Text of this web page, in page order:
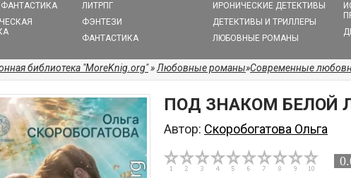
ЛИТРПГ
ФЭНТЕЗИ
ФАНТАСТИКА
ИРОНИЧЕСКИЕ ДЕТЕКТИВЫ
ДЕТЕКТИВЫ И ТРИЛЛЕРЫ
ЛЮБОВНЫЕ РОМАНЫ
библиотека "MoreKnig.org"»Любовные романы»Современные
ПОД ЗНАКОМ БЕЛОЙ
Автор: Скоробогатова Ольга